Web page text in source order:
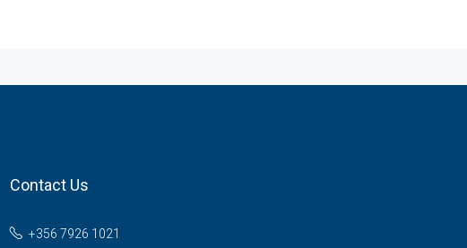
Contact Us
+356 7926 1021